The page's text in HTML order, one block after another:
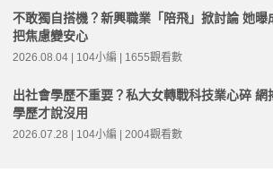
不敢獨自搭機？新興職業「陪飛」掀討論 她曝
把焦慮變安心
2026.08.04 | 104小編 | 1655觀看數
出社會學歷不重要？私大女轉戰科技業心碎 網
學歷才說沒用
2026.07.28 | 104小編 | 2004觀看數